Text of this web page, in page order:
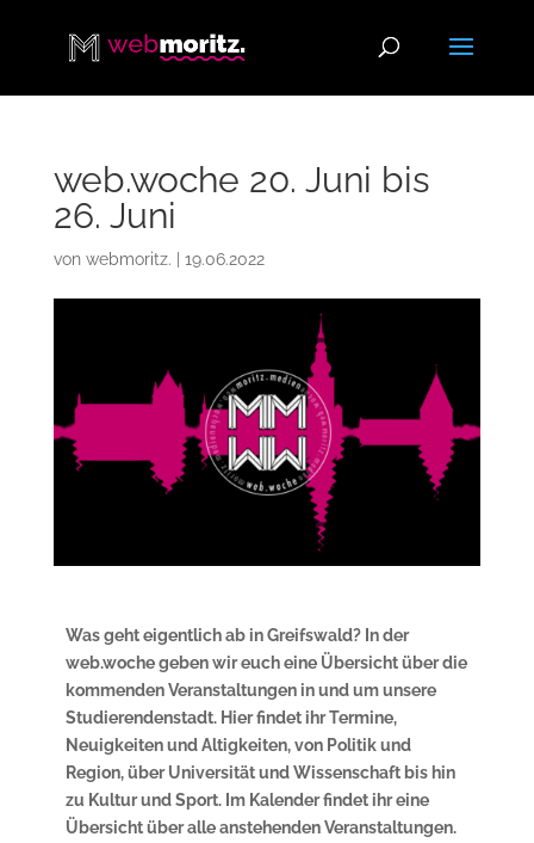
web.woche 20. Juni bis
26. Juni
von webmoritz. 19.06.2022
Was geht eigentlich ab in Greifswald? In der
web.woche geben wir euch eine Übersicht über die
kommenden Veranstaltungen in und um unsere
Studierendenstadt. Hier findet ihr Termine,
Neuigkeiten und Altigkeiten, von Politik und
Region, über Universität und Wissenschaft bis hin
zu Kultur und Sport. Im Kalender findet ihr eine
Übersicht über alle anstehenden Veranstaltungen.